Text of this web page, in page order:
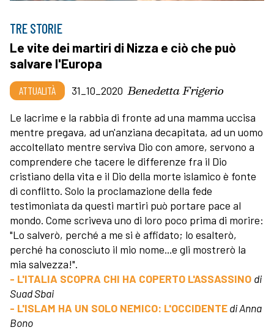
TRE STORIE
Le vite dei martiri di Nizza e ciò che può
salvare l'Europa
ATTUALITÀ 31_10_2020 Benedetta Frigerio
Le lacrime e la rabbia di fronte ad una mamma uccisa
mentre pregava, ad un'anziana decapitata, ad un uomo
accoltellato mentre serviva Dio con amore, servono a
comprendere che tacere le differenze fra il Dio
cristiano della vita e il Dio della morte islamico è fonte
di conflitto. Solo la proclamazione della fede
testimoniata da questi martiri può portare pace al
mondo. Come scriveva uno di loro poco prima di morire:
"Lo salverò, perché a me si è affidato; lo esalterò,
perché ha conosciuto il mio nome...e gli mostrerò la
mia salvezza!".
- L'ITALIA SCOPRA CHI HA COPERTO L'ASSASSINO di
Suad Sbai
- L'ISLAM HA UN SOLO NEMICO: L'OCCIDENTEdi Anna
Bono